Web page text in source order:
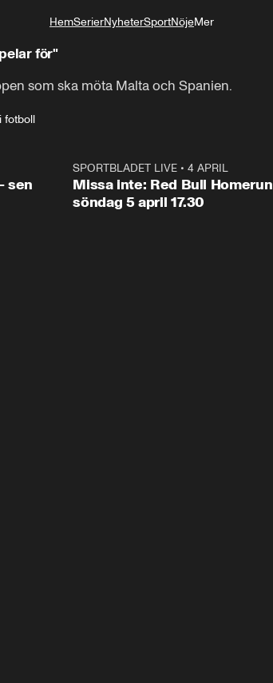
HemSerierNyheterSportNöjeMer
för"
som ska möta Malta och Spanien.
fotboll
1:03
sen
SPORTBLADET LIVE •4 APRIL
Missa inte: Red Bull Homerun
söndag 5 april 17.30